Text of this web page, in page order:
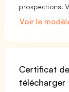
prospections.
Voir le
Certificat
télécharger